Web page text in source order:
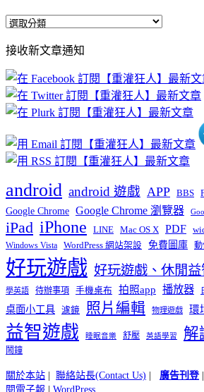
全
文
章
分
類
接收新文章通知
android android 遊戲 APP BBS
Google Chrome Google Chrome 瀏覽器
iPad iPhone LINE Mac OS X PDF
Windows Vista WordPress 網站架設 免費圖庫
好玩遊戲 好玩遊戲、休閒益
學英語 待辦事項 手機桌布 拍照app 播放器
桌面小工具 濾鏡 照片編輯 物理遊戲 環
益智遊戲 睡眠音樂 舒壓 英語學習 解
鬧鐘
關於本站 | 聯絡站長(Contact Us) | 廣告刊登|
閱電子報 | WordPress